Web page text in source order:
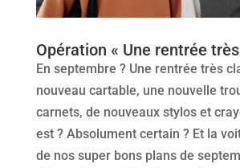
Opération « Une rentrée
En septembre ? Une rentrée très
nouveau cartable, une nouvelle
carnets, de nouveaux stylos et
est ? Absolument certain ? Et la
de nos super bons plans de